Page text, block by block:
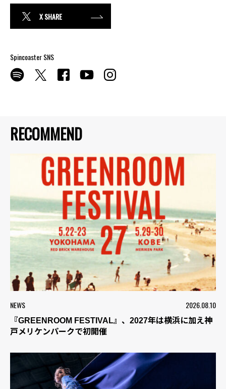
RECOMMEND
NEWS 2026.08.10
『GREENROOM FESTIVAL』、2027年は横浜に加え神
戸メリケンパークで初開催
X SHARE
Spincoaster SNS